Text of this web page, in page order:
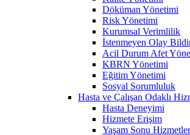
Döküman Yönetimi
Risk Yönetimi
Kurumsal Verimlilik
İstenmeyen Olay
Acil Durum Afet
KBRN Yönetimi
Eğitim Yönetimi
Sosyal Sorumluluk
Hasta ve Çalışan Odaklı
Hasta Deneyimi
Hizmete Erişim
Yaşam Sonu Hizmetler